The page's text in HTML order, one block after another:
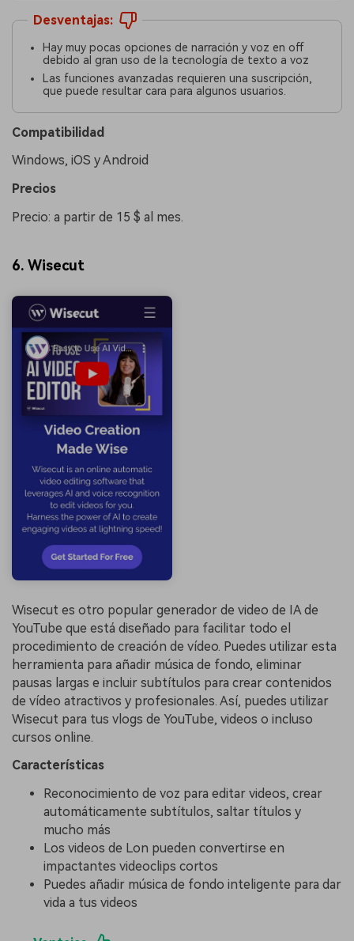
Desventajas:
Hay muy pocas opciones de narración y voz en off
debido al gran uso de la tecnología de texto a voz
Las funciones avanzadas requieren una suscripción,
que puede resultar cara para algunos usuarios.
Compatibilidad
Windows, iOS y Android
󠀰Precios󠀲󠀩󠀠󠀥󠀨󠀠󠀦󠀣
Precio: a partir de 15 $ al mes.
6. Wisecut
Wisecut es otro popular generador de video de IA de
YouTube que está diseñado para facilitar todo el
procedimiento de creación de vídeo. Puedes utilizar esta
herramienta para añadir música de fondo, eliminar
pausas largas e incluir subtítulos para crear contenidos
de vídeo atractivos y profesionales. Así, puedes utilizar
Wisecut para tus vlogs de YouTube, videos o incluso
cursos online.
Características
Reconocimiento de voz para editar videos, crear
automáticamente subtítulos, saltar títulos y
mucho más
Los videos de Lon pueden convertirse en
impactantes videoclips cortos
Puedes añadir música de fondo inteligente para dar
vida a tus videos